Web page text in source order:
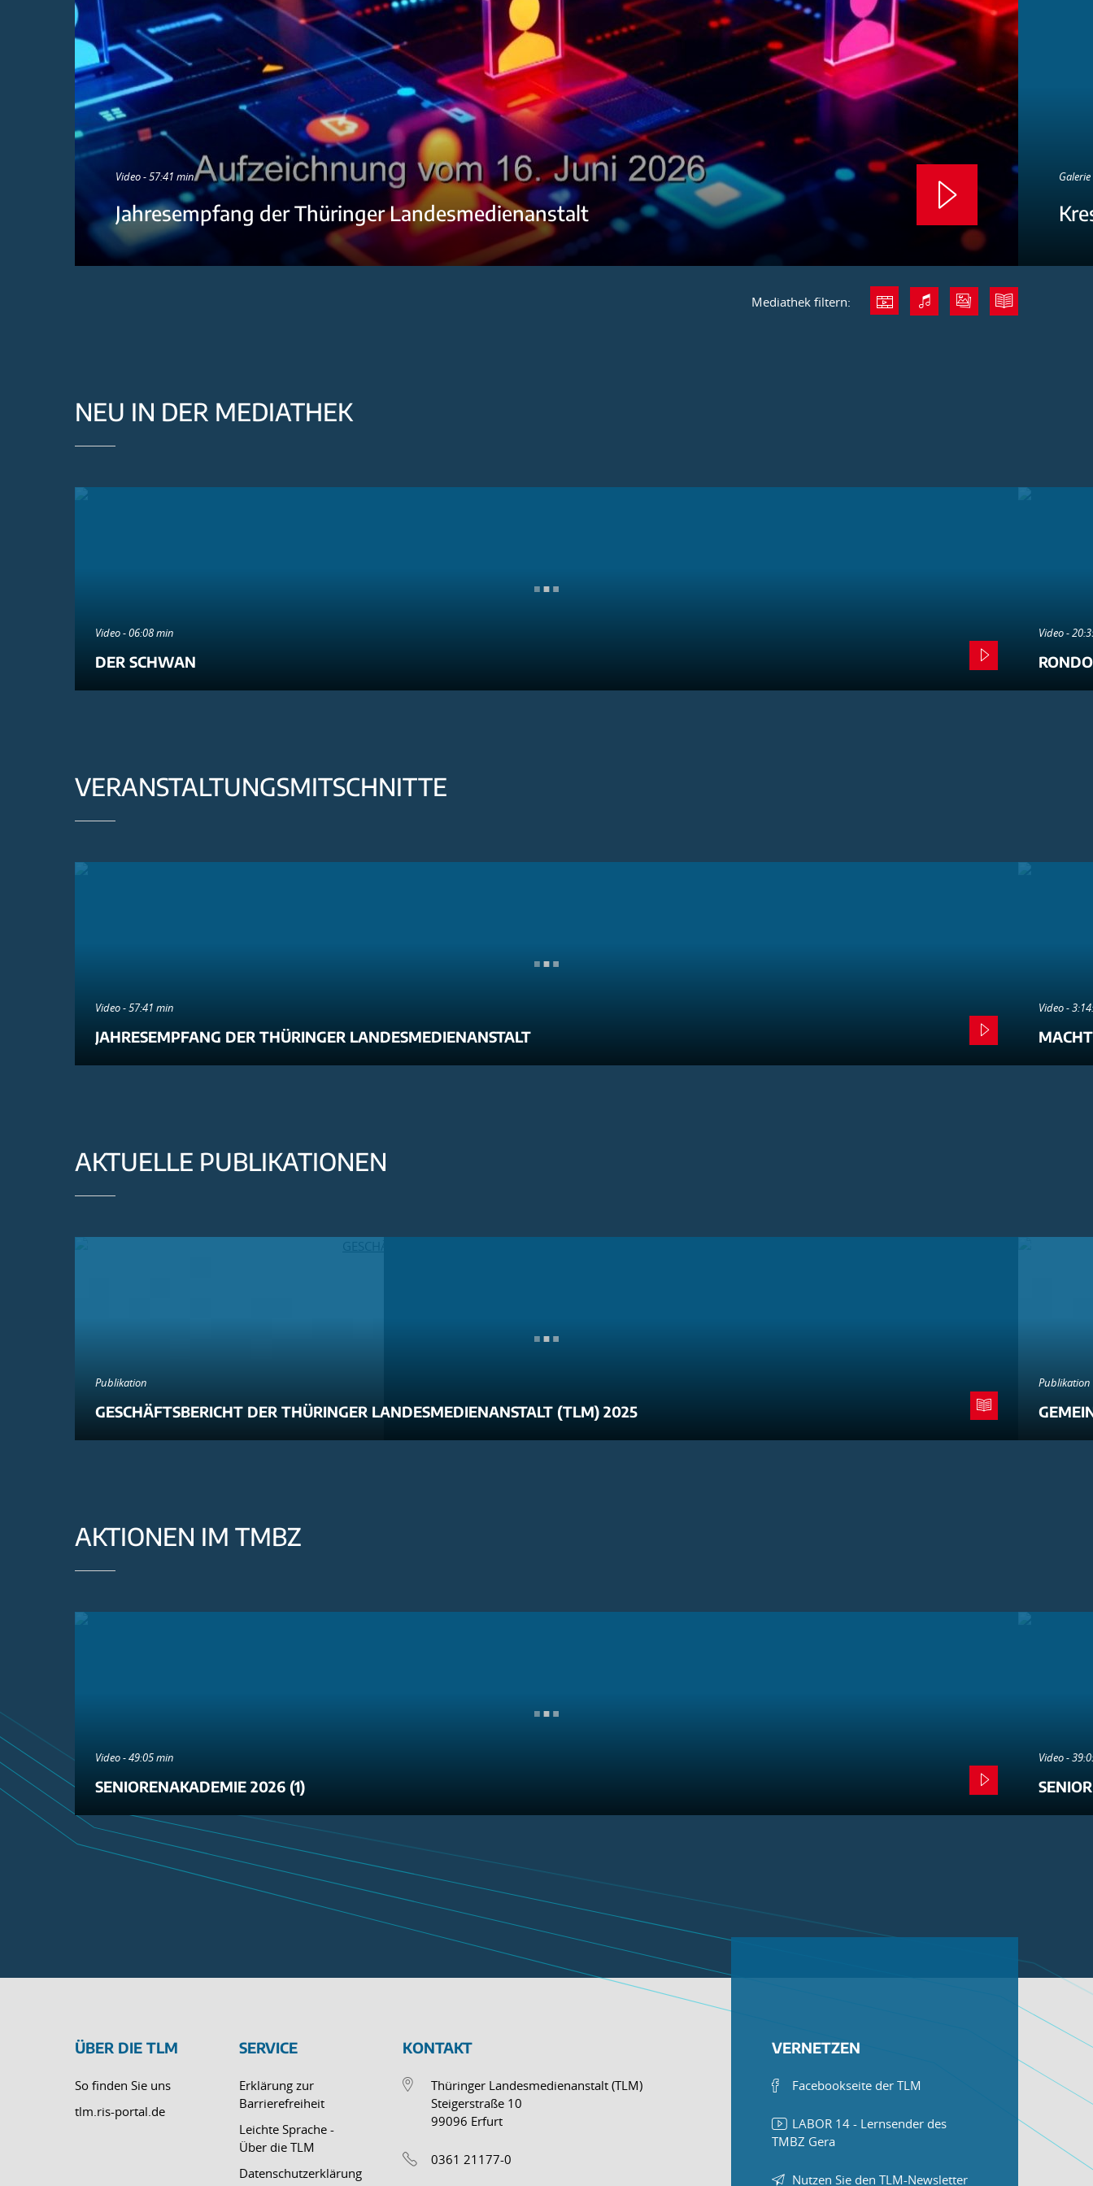
Video - 57:41 min
Jahresempfang der Thüringer Landesmedienanstalt
Mediathek filtern:
NEU IN DER MEDIATHEK
Video - 06:08 min
DER SCHWAN
Video -
VERANSTALTUNGSMITSCHNITTE
Video - 57:41 min
JAHRESEMPFANG DER THÜRINGER LANDESMEDIENANSTALT
Video -
AKTUELLE PUBLIKATIONEN
Publikation
GESCHÄFTSBERICHT DER THÜRINGER LANDESMEDIENANSTALT (TLM) 2025
Publikation
AKTIONEN IM TMBZ
Video - 49:05 min
SENIORENAKADEMIE 2026 (1)
Video -
ÜBER DIE TLM
So finden Sie uns
tlm.ris-portal.de
SERVICE
Erklärung zur
Barrierefreiheit
Leichte Sprache -
Über die TLM
Datenschutzerklärung
KONTAKT
Thüringer Landesmedienanstalt (TLM)
Steigerstraße 10
99096 Erfurt
0361 21177-0
VERNETZEN
Facebookseite der TLM
LABOR 14 - Lernsender des
TMBZ Gera
Nutzen Sie den TLM-Newsletter